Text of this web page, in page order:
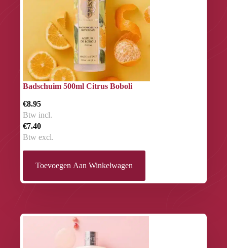
Badschuim 500ml Citrus Boboli
€8.95
Btw incl.
€7.40
Btw excl.
Toevoegen Aan Winkelwagen